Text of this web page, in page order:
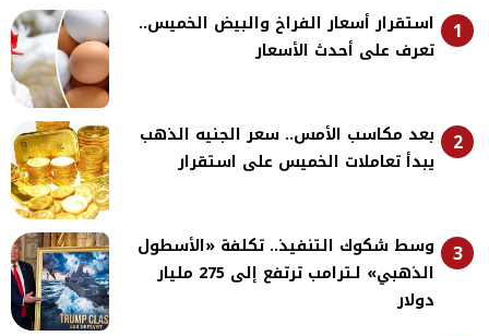
1
استقرار أسعار الفراخ والبيض الخميس..
تعرف على أحدث الأسعار
2
بعد مكاسب الأمس.. سعر الجنيه الذهب
يبدأ تعاملات الخميس على استقرار
3
وسط شكوك التنفيذ.. تكلفة «الأسطول
الذهبي» لـترامب ترتفع إلى 275 مليار
دولار